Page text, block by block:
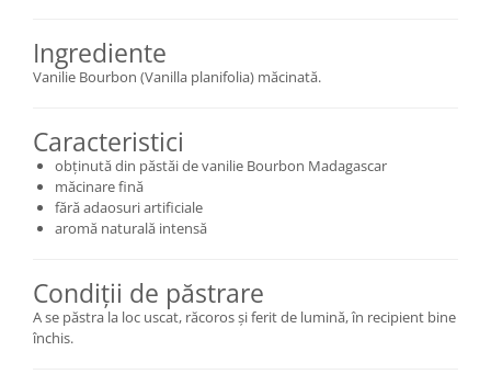
Ingrediente
Vanilie Bourbon (Vanilla planifolia) măcinată.
Caracteristici
obținută din păstăi de vanilie Bourbon Madagascar
măcinare fină
fără adaosuri artificiale
aromă naturală intensă
Condiții de păstrare
A se păstra la loc uscat, răcoros și ferit de lumină, în recipient bine
închis.